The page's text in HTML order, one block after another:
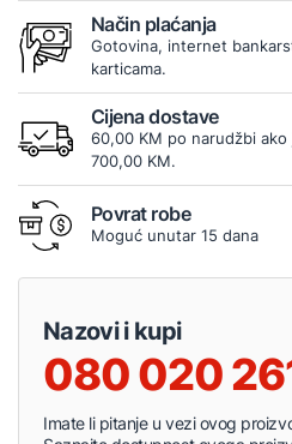
Način plaćanja
Gotovina, internet
karticama.
Cijena dostave
60,00 KM po narudžbi
700,00 KM.
Povrat robe
Moguć unutar 15 dana
Nazovi i kupi
080 020
Imate li pitanje u vezi ovog